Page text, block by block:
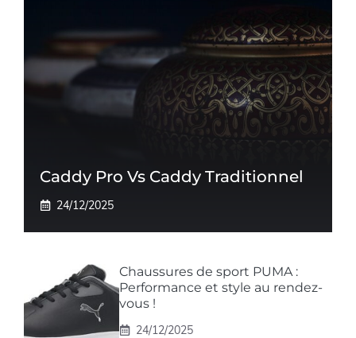
Caddy Pro Vs Caddy Traditionnel
24/12/2025
Chaussures de sport PUMA :
Performance et style au rendez-
vous !
24/12/2025